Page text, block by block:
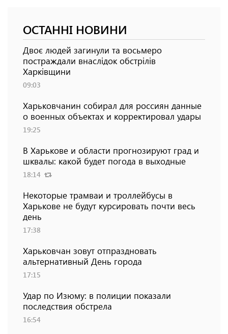
ОСТАННІ НОВИНИ
Двоє людей загинули та восьмеро
постраждали внаслідок обстрілів
Харківщини
09:03
Харьковчанин собирал для россиян данные
о военных объектах и ​​корректировал удары
19:25
В Харькове и области прогнозируют град и
шквалы: какой будет погода в выходные
18:14
Некоторые трамваи и троллейбусы в
Харькове не будут курсировать почти весь
день
17:38
Харьковчан зовут отпраздновать
альтернативный День города
17:15
Удар по Изюму: в полиции показали
последствия обстрела
16:54